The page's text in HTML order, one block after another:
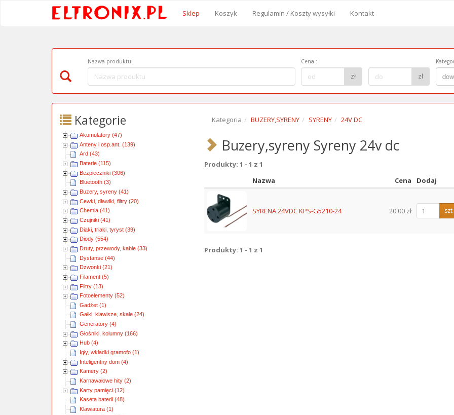
Sklep Koszyk Regulamin / Koszty wysyłki Kontakt
Nazwa produktu: Cena od
:
zł
do:
zł
Kategorie
Akumulatory (47)
Anteny i osp.ant. (139)
Ard (43)
Baterie (115)
Bezpieczniki (306)
Bluetooth (3)
Buzery, syreny (41)
Cewki, dławiki, filtry (20)
Chemia (41)
Czujniki (41)
Diaki, triaki, tyryst (39)
Diody (554)
Druty, przewody, kable (33)
Dystanse (44)
Dzwonki (21)
Filament (5)
Filtry (13)
Fotoelementy (52)
Gadżet (1)
Gałki, klawisze, skale (24)
Generatory (4)
Głośniki, kolumny (166)
Hub (4)
Igły, wkładki gramofo (1)
Inteligentny dom (4)
Kamery (2)
Karnawałowe hity (2)
Karty pamięci (12)
Kaseta baterii (48)
Klawiatura (1)
Kategoria BUZERY,SYRENY SYRENY 24V DC
Buzery,syreny Syreny 24v dc
Produkty: 1 - 1 z 1
Obraz
Nazwa Cena Dodaj
SYRENA 24VDC KPS-G5210-24 20.00 zł szt
Produkty: 1 - 1 z 1